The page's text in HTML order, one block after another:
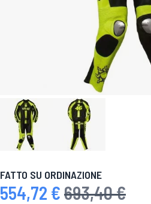
FATTO SU ORDINAZIONE
Prezzo speciale
554,72 € Prezzo predefinito
693,40 €